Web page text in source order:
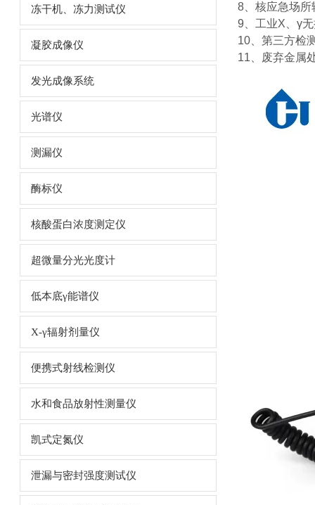
冻干机、冻力测试仪
凝胶成像仪
发光成像系统
光谱仪
测漏仪
酶标仪
核酸蛋白浓度测定仪
超微量分光光度计
低本底γ能谱仪
X-γ辐射剂量仪
便携式射线检测仪
水和食品放射性测量仪
凯式定氮仪
泄漏与密封强度测试仪
8、核应急场所
9、工业X、γ
10、第三方检
11、废弃金属